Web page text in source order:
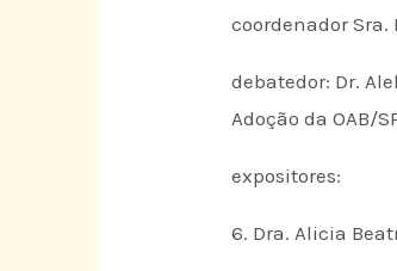
coordenador Sra.
debatedor: Dr.
Adoção da OAB/
expositores:
6. Dra. Alicia